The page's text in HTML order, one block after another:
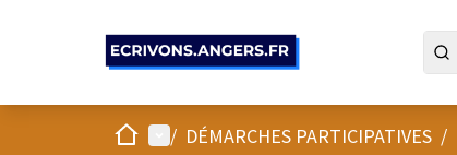
AccueilMenu principal
/ DÉMARCHES PARTICIPATIVES /